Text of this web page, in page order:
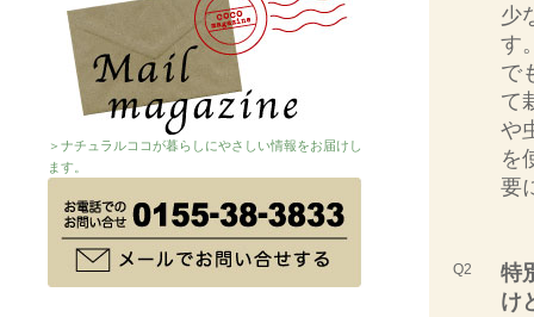
＞ナチュラルココが暮らしにやさしい情報をお届けし
ます。
少
す
で
て
や
を
要
Q2
特
け